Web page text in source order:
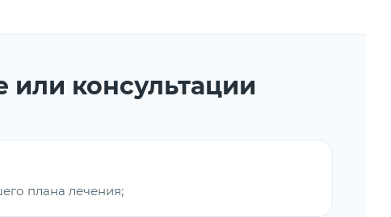
или консультации
плана лечения;